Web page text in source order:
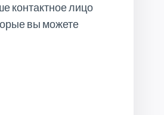
контактное лицо
вы можете